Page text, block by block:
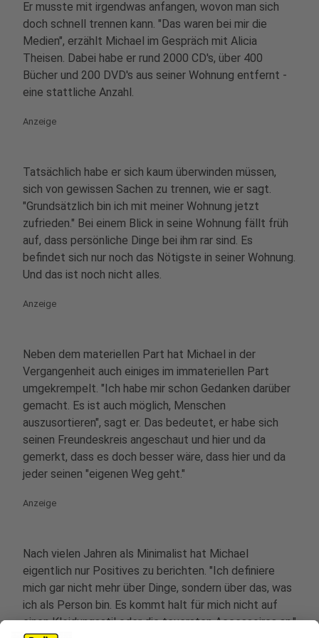
Er musste mit irgendwas anfangen, wovon man sich
doch schnell trennen kann. "Das waren bei mir die
Medien", erzählt Michael im Gespräch mit Alicia
Theisen. Dabei habe er rund 2000 CD's, über 400
Bücher und 200 DVD's aus seiner Wohnung entfernt -
eine stattliche Anzahl.
Anzeige
Tatsächlich habe er sich kaum überwinden müssen,
sich von gewissen Sachen zu trennen, wie er sagt.
"Grundsätzlich bin ich mit meiner Wohnung jetzt
zufrieden." Bei einem Blick in seine Wohnung fällt früh
auf, dass persönliche Dinge bei ihm rar sind. Es
befindet sich nur noch das Nötigste in seiner Wohnung.
Und das ist noch nicht alles.
Anzeige
Neben dem materiellen Part hat Michael in der
Vergangenheit auch einiges im immateriellen Part
umgekrempelt. "Ich habe mir schon Gedanken darüber
gemacht. Es ist auch möglich, Menschen
auszusortieren", sagt er. Das bedeutet, er habe sich
seinen Freundeskreis angeschaut und hier und da
gemerkt, dass es doch besser wäre, dass hier und da
jeder seinen "eigenen Weg geht."
Anzeige
Nach vielen Jahren als Minimalist hat Michael
eigentlich nur Positives zu berichten. "Ich definiere
mich gar nicht mehr über Dinge, sondern über das, was
ich als Person bin. Es kommt halt für mich nicht auf
einen Kleidungsstil oder die teuersten Accessoires an."